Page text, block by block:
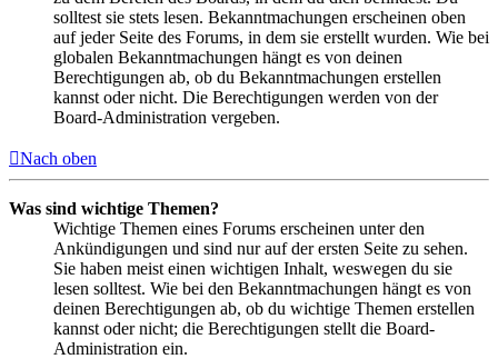
solltest sie stets lesen. Bekanntmachungen erscheinen oben
auf jeder Seite des Forums, in dem sie erstellt wurden. Wie bei
globalen Bekanntmachungen hängt es von deinen
Berechtigungen ab, ob du Bekanntmachungen erstellen
kannst oder nicht. Die Berechtigungen werden von der
Board-Administration vergeben.
Nach oben
Was sind wichtige Themen?
Wichtige Themen eines Forums erscheinen unter den
Ankündigungen und sind nur auf der ersten Seite zu sehen.
Sie haben meist einen wichtigen Inhalt, weswegen du sie
lesen solltest. Wie bei den Bekanntmachungen hängt es von
deinen Berechtigungen ab, ob du wichtige Themen erstellen
kannst oder nicht; die Berechtigungen stellt die Board-
Administration ein.